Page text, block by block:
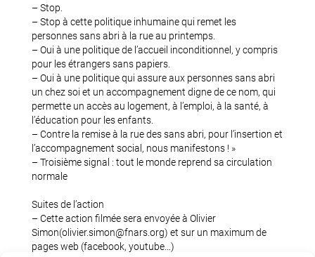
– Stop.
– Stop à cette politique inhumaine qui remet les
personnes sans abri à la rue au printemps.
– Oui à une politique de l’accueil inconditionnel, y compris
pour les étrangers sans papiers.
– Oui à une politique qui assure aux personnes sans abri
un chez soi et un accompagnement digne de ce nom, qui
permette un accès au logement, à l’emploi, à la santé, à
l’éducation pour les enfants.
– Contre la remise à la rue des sans abri, pour l’insertion et
l’accompagnement social, nous manifestons ! »
– Troisième signal : tout le monde reprend sa circulation
normale
Suites de l’action
– Cette action filmée sera envoyée à Olivier
Simon(olivier.simon@fnars.org) et sur un maximum de
pages web (facebook, youtube…)